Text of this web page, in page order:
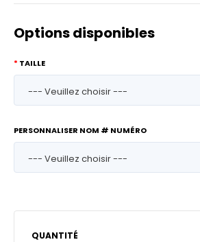
Options disponibles
TAILLE
PERSONNALISER NOM # NUMÉRO
QUANTITÉ